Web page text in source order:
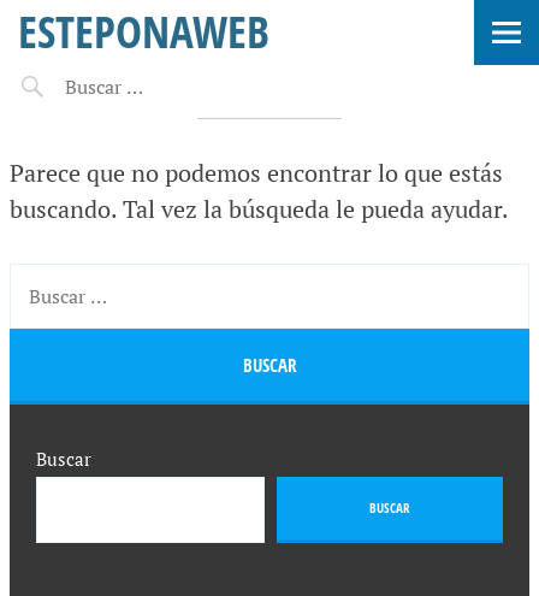
ESTEPONAWEB
Parece que no podemos encontrar lo que estás
buscando. Tal vez la búsqueda le pueda ayudar.
Buscar
BUSCAR